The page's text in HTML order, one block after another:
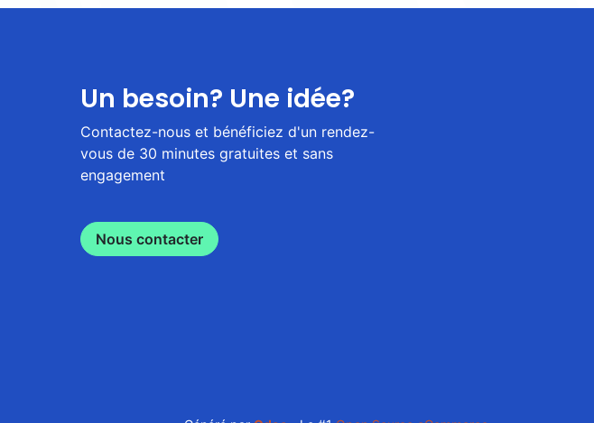
Un besoin? Une idée?
Contactez-nous et bénéficiez d'un rendez-
vous de 30 minutes gratuites et sans
engagement
Nous contacter